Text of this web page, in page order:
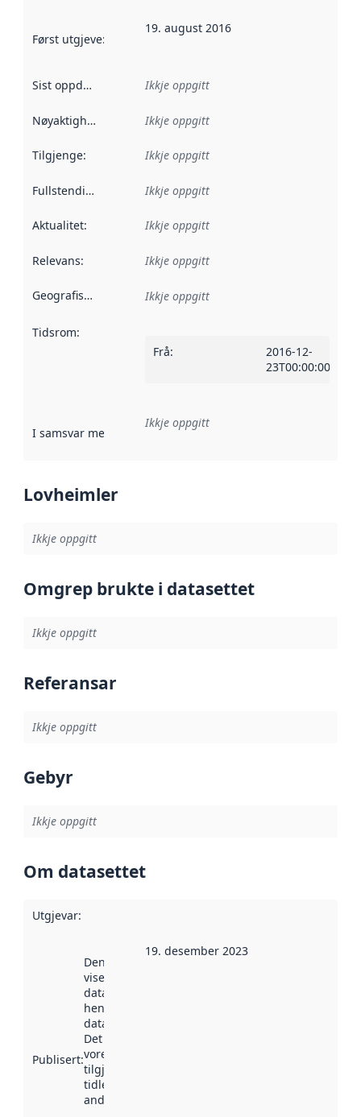
Først utgjeve: Denne datoen seier når dataa i dette
19. august 2016
Sist oppdatert Ikkje oppgitt
Nøyaktigheit Ikkje oppgitt
Tilgjenge: Ikkje oppgitt
Fullstendigheit Ikkje oppgitt
Aktualitet: Ikkje oppgitt
Relevans: Ikkje oppgitt
Geografisk område Ikkje oppgitt
Tidsrom:
Frå:
2016-12-
23T00:00:00Z
I samsvar med Referanse til ei implementeringsregel eller
Ikkje oppgitt
Lovheimler
Ikkje oppgitt
Omgrep brukte i datasettet
Ikkje oppgitt
Referansar
Ikkje oppgitt
Gebyr
Ikkje oppgitt
Om datasettet
Utgjevar:
Publisert:
Denne datoen
viser når
datasettet vart
henta inn av
data.norge.no.
Det kan ha
vore
tilgjengeleg
tidlegare
andre stader.
19. desember 2023